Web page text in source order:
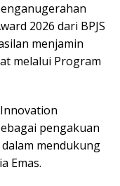
2026 dari BPJS
menjamin
melalui Program
pengakuan
mendukung
Emas.